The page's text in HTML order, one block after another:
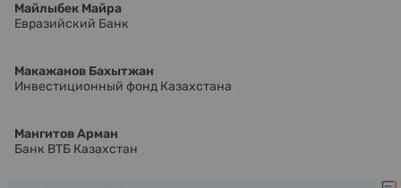
Майлыбек Майра
Евразийский Банк
Макажанов Бахытжан
Инвестиционный фонд Казахстана
Мангитов Арман
Банк ВТБ Казахстан